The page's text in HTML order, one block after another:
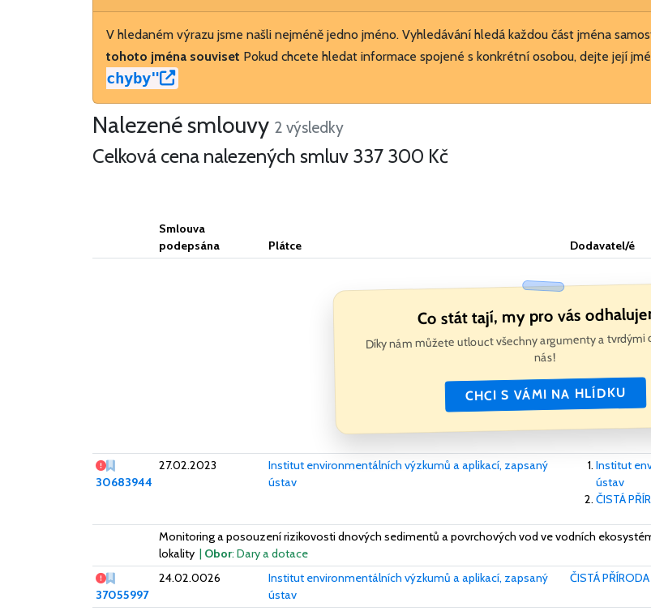
V hledaném výrazu jsme našli nejméně jedno jméno. Vyhledávání hledá každou část jména
tohoto jména souviset Pokud chcete hledat informace spojené s konkrétní osobou, dejte její
chyby"
Nalezené smlouvy 2 výsledky
Celková cena nalezených smluv 337 300 Kč
Smlouva
podepsána
Plátce Dodavatel/é
Co stát tají, my pro vás
Díky nám můžete utlouct všechny argumenty a tvrdými
nás!
CHCI S VÁMI NA HLÍDKU
Zásadní nedostatek s vlivem na platnost smlouvy
30683944
27.02.2023
Institut environmentálních výzkumů a aplikací, zapsaný
ústav
Institut
ústav
ČISTÁ
Monitoring a posouzení rizikovosti dnových sedimentů a povrchových vod ve vodních
lokality | Obor: Dary a dotace
Zásadní nedostatek s vlivem na platnost smlouvy
37055997
24.02.0026
Institut environmentálních výzkumů a aplikací, zapsaný
ústav
ČISTÁ